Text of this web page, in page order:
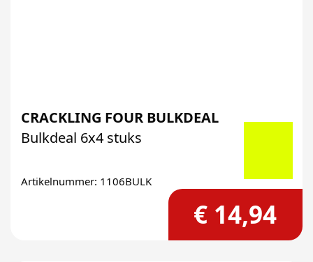
CRACKLING FOUR BULKDEAL
Bulkdeal 6x4 stuks
Artikelnummer: 1106BULK
€ 14,94